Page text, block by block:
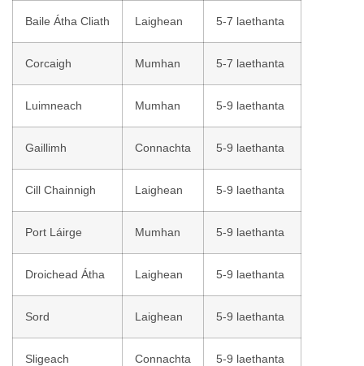
Baile Átha Cliath Laighean 5-7 laethanta
Corcaigh Mumhan 5-7 laethanta
Luimneach Mumhan 5-9 laethanta
Gaillimh Connachta 5-9 laethanta
Cill Chainnigh Laighean 5-9 laethanta
Port Láirge Mumhan 5-9 laethanta
Droichead Átha Laighean 5-9 laethanta
Sord Laighean 5-9 laethanta
Sligeach Connachta 5-9 laethanta